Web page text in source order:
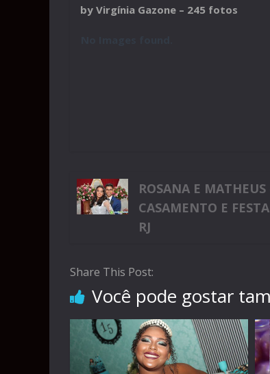
by Virgínia Gazone – 245 fotos
ROSANA E MATHEUS
CASAMENTO E
RJ
Share This Post:
Você pode gostar